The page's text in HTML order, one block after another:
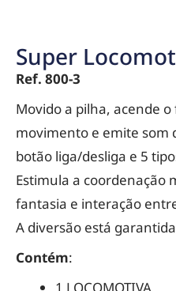
Super
Ref. 800-3
Movido a pilha, acende
movimento e emite som
botão liga/desliga e 5
Estimula a coordenação
fantasia e interação
A diversão está
Contém:
1 LOCOMOTIVA